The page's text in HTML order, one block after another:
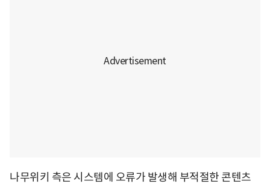
나무위키 측은 시스템에 오류가 발생해 부적절한 콘텐츠